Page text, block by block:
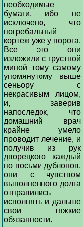
необходимые
бумаги, ибо не
исключено, что
погребальный
кортеж уже у порога.
Все это они
изложили с грустной
миной тому самому
упомянутому выше
сеньору с
некрасивым лицом,
и, заверив
напоследок, что
домашний врач
крайне умело
проводит лечение, и
получив из рук
дворецкого каждый
по восьми дублонов,
они с чувством
выполненного долга
отправились
исполнять и дальше
свои тяжкие
обязанности.